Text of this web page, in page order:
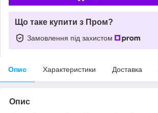
Що таке купити з Пром?
Замовлення під захистом
Опис Характеристики Доставка
Опис